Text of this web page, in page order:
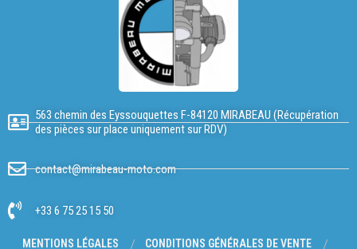
563 chemin des Eyssouquettes F-84120 MIRABEAU (Récupération
des pièces sur place uniquement sur RDV)
contact@mirabeau-moto.com
+33 6 75 25 15 50
MENTIONS LÉGALES CONDITIONS GÉNÉRALES DE VENTE